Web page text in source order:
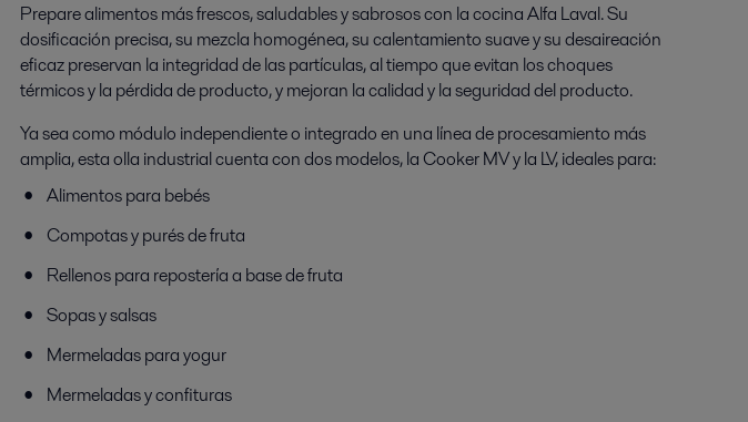
Prepare alimentos más frescos, saludables y sabrosos con la cocina Alfa Laval. Su
dosificación precisa, su mezcla homogénea, su calentamiento suave y su desaireación
eficaz preservan la integridad de las partículas, al tiempo que evitan los choques
térmicos y la pérdida de producto, y mejoran la calidad y la seguridad del producto.
Ya sea como módulo independiente o integrado en una línea de procesamiento más
amplia, esta olla industrial cuenta con dos modelos, la Cooker MV y la LV, ideales para:
Alimentos para bebés
Compotas y purés de fruta
Rellenos para repostería a base de fruta
Sopas y salsas
Mermeladas para yogur
Mermeladas y confituras